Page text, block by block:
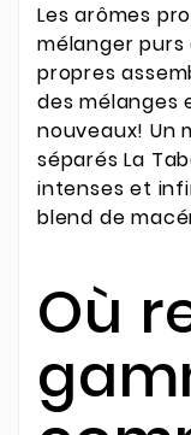
Les arômes
mélanger
propres
des mélanges
nouveaux! Un
séparés La
intenses et
blend de
Où